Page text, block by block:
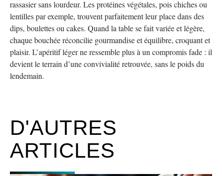
rassasier sans lourdeur. Les protéines végétales, pois chiches ou
lentilles par exemple, trouvent parfaitement leur place dans des
dips, boulettes ou cakes. Quand la table se fait variée et légère,
chaque bouchée réconcilie gourmandise et équilibre, croquant et
plaisir. L’apéritif léger ne ressemble plus à un compromis fade : il
devient le terrain d’une convivialité retrouvée, sans le poids du
lendemain.
D'AUTRES
ARTICLES